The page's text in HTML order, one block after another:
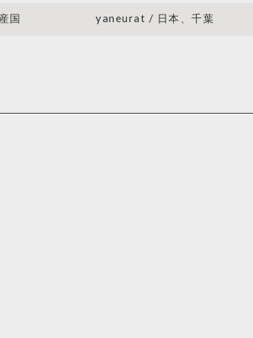
国 yaneurat / 日本、千葉